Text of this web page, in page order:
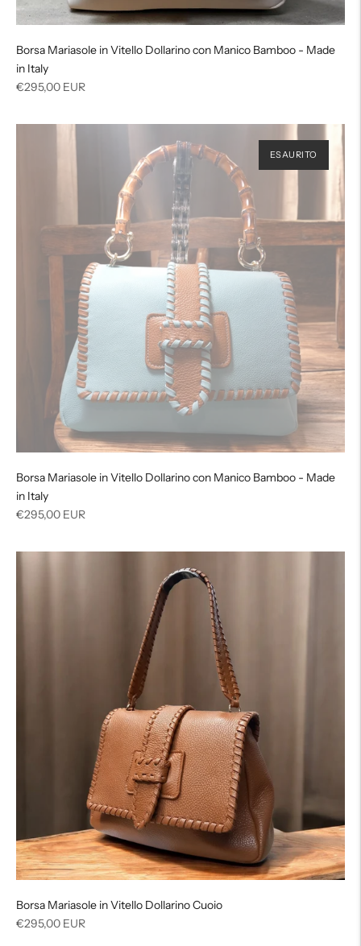
Borsa Mariasole in Vitello Dollarino con Manico Bamboo - Made
in Italy
Prezzo
listino
€295,00 EUR
ESAURITO
Borsa Mariasole in Vitello Dollarino con Manico Bamboo - Made
in Italy
Prezzo
listino
€295,00 EUR
Borsa Mariasole in Vitello Dollarino Cuoio
Prezzo
€295,00 EUR